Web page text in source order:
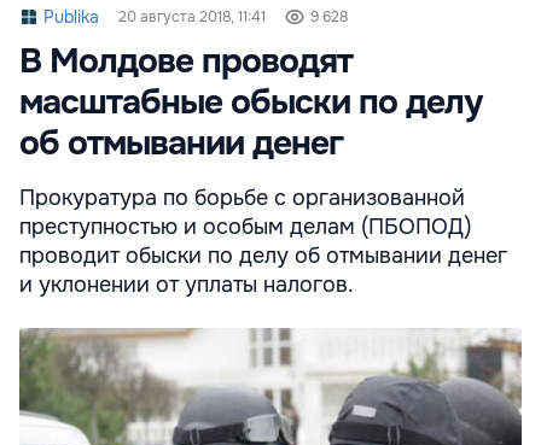
Publika 20 августа 2018, 11:41 9 628
В Молдове проводят
масштабные обыски по делу
об отмывании денег
Прокуратура по борьбе с организованной
преступностью и особым делам (ПБОПОД)
проводит обыски по делу об отмывании денег
и уклонении от уплаты налогов.